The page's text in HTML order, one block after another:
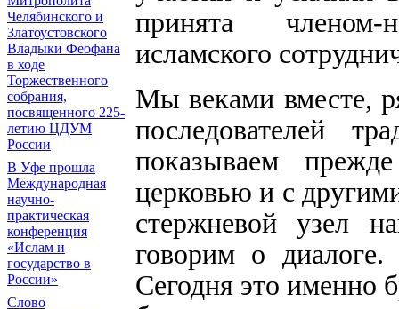
Челябинского и
Златоустовского
Владыки Феофана
в ходе
Торжественного
собрания,
посвященного 225-
летию ЦДУМ
России
В Уфе прошла
Международная
научно-
практическая
конференция
«Ислам и
государство в
России»
Слово
принята
исламского
Мы веками вместе,
последователей
показываем
церковью и с
стержневой узел
говорим о
Сегодня это именно